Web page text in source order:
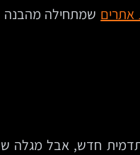
אתרים שמתחילה מהבנה
חדש, אבל מגלה